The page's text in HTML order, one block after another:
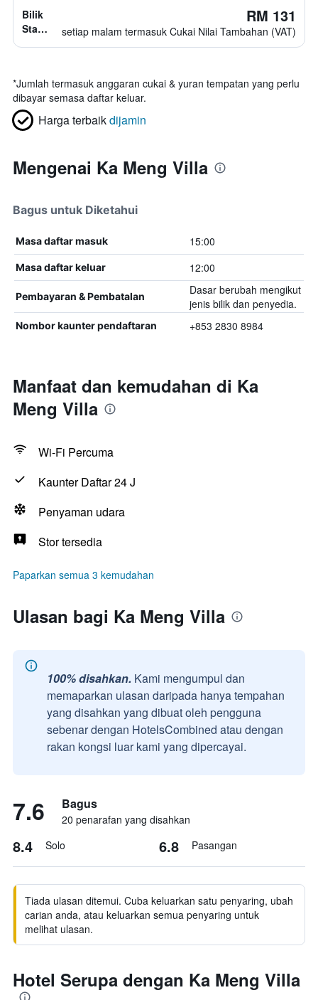
katil
tidak
diketahui
Bilik
Standard,
diketahui
RM 131
setiap malam termasuk Cukai Nilai Tambahan (VAT)
*Jumlah termasuk anggaran cukai & yuran tempatan yang perlu
dibayar semasa daftar keluar.
Harga terbaikdijamin
Mengenai Ka Meng Villa
Bagus untuk Diketahui
Masa daftar masuk 15:00
Masa daftar keluar 12:00
Pembayaran & Pembatalan
Dasar berubah mengikut
jenis bilik dan penyedia.
Nombor kaunter pendaftaran +853 2830 8984
Manfaat dan kemudahan di Ka
Meng Villa
Wi-Fi Percuma
Kaunter Daftar 24 J
Penyaman udara
Stor tersedia
Paparkan semua 3 kemudahan
Ulasan bagi Ka Meng Villa
100% disahkan. Kami mengumpul dan
memaparkan ulasan daripada hanya tempahan
yang disahkan yang dibuat oleh pengguna
sebenar dengan HotelsCombined atau dengan
rakan kongsi luar kami yang dipercayai.
7.6 Bagus
20 penarafan yang disahkan
8.4 Solo 6.8 Pasangan
Tiada ulasan ditemui. Cuba keluarkan satu penyaring, ubah
carian anda, atau keluarkan semua penyaring untuk
melihat ulasan.
Hotel Serupa dengan Ka Meng Villa